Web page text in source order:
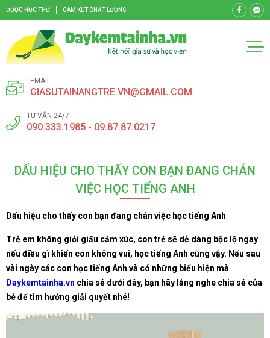
ĐƯỢC HỌC THỬ CAM KẾT CHẤT LƯỢNG
EMAIL
GIASUTAINANGTRE.VN@GMAIL.COM
TƯ VẤN 24/7
090.333.1985 - 09.87.87.0217
DẤU HIỆU CHO THẤY CON BẠN ĐANG CHÁN
VIỆC HỌC TIẾNG ANH
Dấu hiệu cho thấy con bạn đang chán việc học tiếng Anh
Trẻ em không giỏi giấu cảm xúc, con trẻ sẽ dễ dàng bộc lộ ngay
nếu điều gì khiến con không vui, học tiếng Anh cũng vậy. Nếu sau
vài ngày các con học tiếng Anh và có những biểu hiện mà
Daykemtainha.vn chia sẻ dưới đây, bạn hãy lắng nghe chia sẻ của
bé để tìm hướng giải quyết nhé!